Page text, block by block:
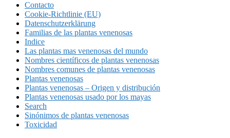
Contacto
Cookie-Richtlinie (EU)
Datenschutzerklärung
Familias de las plantas venenosas
Indice
Las plantas mas venenosas del mundo
Nombres científicos de plantas venenosas
Nombres comunes de plantas venenosas
Plantas venenosas
Plantas venenosas – Origen y distribución
Plantas venenosas usado por los mayas
Search
Sinónimos de plantas venenosas
Toxicidad